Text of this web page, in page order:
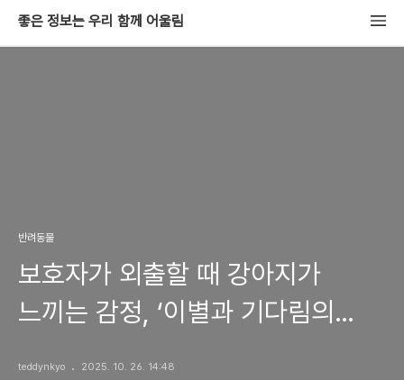
좋은 정보는 우리 함께 어울림
반려동물
보호자가 외출할 때 강아지가
느끼는 감정, ‘이별과 기다림의
teddynkyo 2025. 10. 26. 14:48